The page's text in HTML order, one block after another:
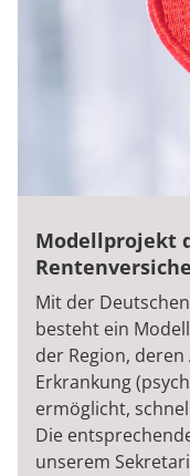
Modellprojekt
Mit der
besteht ein
der Region,
Erkrankung
ermöglicht,
Die
unserem